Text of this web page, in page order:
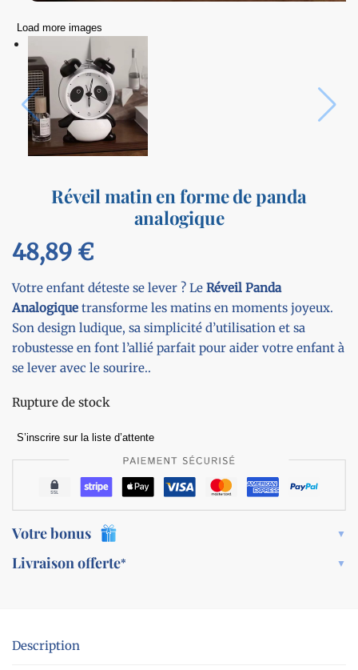
Load more images
Réveil matin en forme de panda
analogique
48,89 €
Votre enfant déteste se lever ? Le Réveil Panda
Analogique transforme les matins en moments joyeux.
Son design ludique, sa simplicité d’utilisation et sa
robustesse en font l’allié parfait pour aider votre enfant à
se lever avec le sourire..
Rupture de stock
S’inscrire sur la liste d’attente
Votre bonus
Livraison offerte*
Description